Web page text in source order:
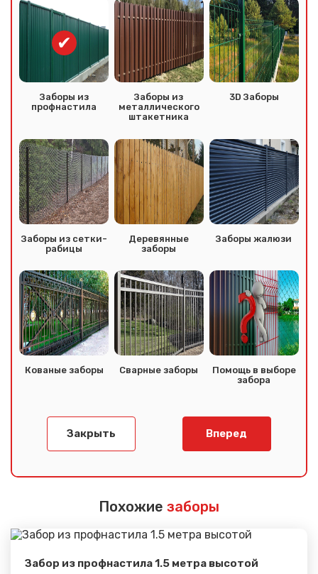
Заборы из
профнастила
Заборы из
металлического
штакетника
3D Заборы
Заборы из сетки-
рабицы
Деревянные
заборы
Заборы жалюзи
Кованые заборы Сварные заборы
Помощь в выборе
забора
Закрыть Вперед
Похожие заборы
Забор из профнастила 1.5 метра высотой